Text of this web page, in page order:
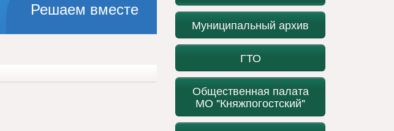
Решаем вместе
Муниципальный архив
ГТО
Общественная палата
МО "Княжпогостский"